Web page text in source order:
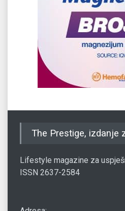
The Prestige, izdanje
Lifestyle magazine za
ISSN 2637-2584